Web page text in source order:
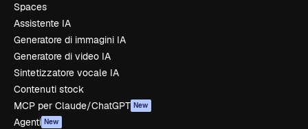
Spaces
Assistente IA
Generatore di immagini IA
Generatore di video IA
Sintetizzatore vocale IA
Contenuti stock
MCP per Claude/ChatGPT New
Agenti New